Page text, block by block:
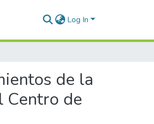
Log In
de la
Centro de